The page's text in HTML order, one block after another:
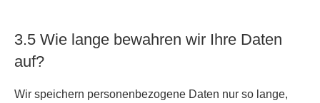
3.5 Wie lange bewahren wir Ihre Daten
auf?
Wir speichern personenbezogene Daten nur so lange,